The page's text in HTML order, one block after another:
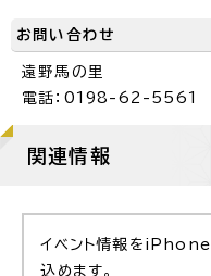
お問い合わせ
遠野馬の里
電話：0198-62-5561
関連情報
イベント情報をiPhone
込めます。